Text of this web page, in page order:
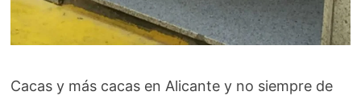
Cacas y más cacas en Alicante y no siempre de